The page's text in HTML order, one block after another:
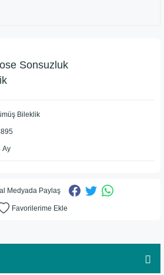
Sonsuzluk
Bileklik
Ay
Medyada Paylaş